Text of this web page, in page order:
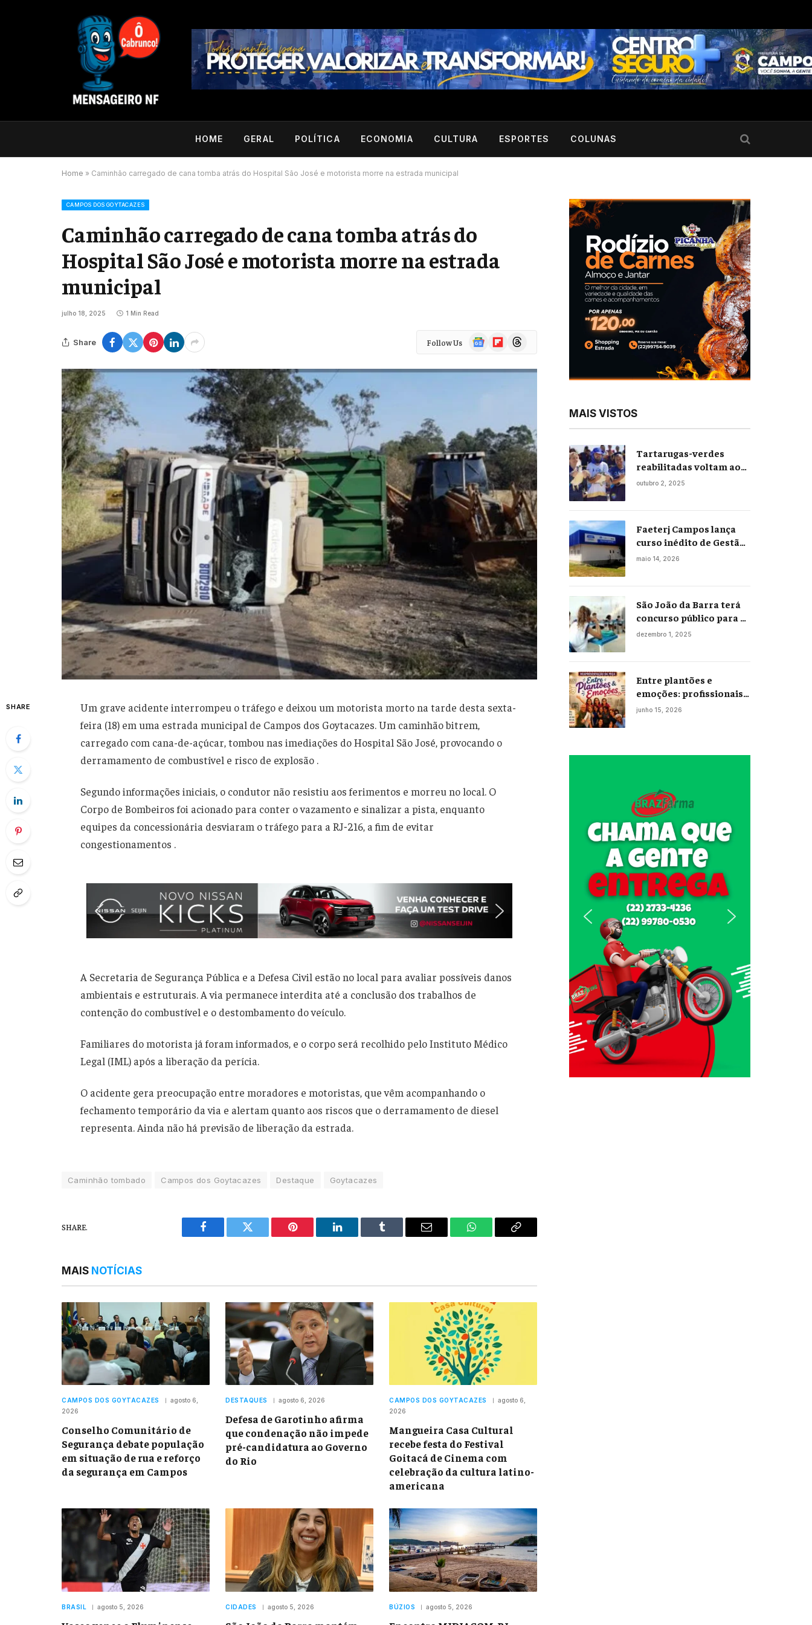
HOME GERAL POLÍTICA ECONOMIA CULTURA ESPORTES COLUNAS
Home » Caminhão carregado de cana tomba atrás do Hospital São José e motorista morre na estrada municipal
CAMPOS DOS GOYTACAZES
Caminhão carregado de cana tomba atrás do
Hospital São José e motorista morre na estrada
municipal
julho 18, 2025 1 Min Read
Share Follow Us
Google
News
FlipboardThreads
SHARE
Um grave acidente interrompeu o tráfego e deixou um motorista morto na tarde desta sexta-
feira (18) em uma estrada municipal de Campos dos Goytacazes. Um caminhão bitrem,
carregado com cana-de-açúcar, tombou nas imediações do Hospital São José, provocando o
derramamento de combustível e risco de explosão .
Segundo informações iniciais, o condutor não resistiu aos ferimentos e morreu no local. O
Corpo de Bombeiros foi acionado para conter o vazamento e sinalizar a pista, enquanto
equipes da concessionária desviaram o tráfego para a RJ‑216, a fim de evitar
congestionamentos .
A Secretaria de Segurança Pública e a Defesa Civil estão no local para avaliar possíveis danos
ambientais e estruturais. A via permanece interdita até a conclusão dos trabalhos de
contenção do combustível e o destombamento do veículo.
Familiares do motorista já foram informados, e o corpo será recolhido pelo Instituto Médico
Legal (IML) após a liberação da perícia.
O acidente gera preocupação entre moradores e motoristas, que vêm acompanhando o
fechamento temporário da via e alertam quanto aos riscos que o derramamento de diesel
representa. Ainda não há previsão de liberação da estrada.
Caminhão tombado Campos dos Goytacazes Destaque Goytacazes
SHARE.
Facebook Twitter Pinterest LinkedIn Tumblr Email WhatsAppCopy
MAIS NOTÍCIAS
CAMPOS DOS GOYTACAZES
agosto 6,
2026
Conselho Comunitário de
Segurança debate população
em situação de rua e reforço
da segurança em Campos
DESTAQUES agosto 6, 2026
Defesa de Garotinho afirma
que condenação não impede
pré-candidatura ao Governo
do Rio
CAMPOS DOS GOYTACAZES
agosto 6,
2026
Mangueira Casa Cultural
recebe festa do Festival
Goitacá de Cinema com
celebração da cultura latino-
americana
BRASIL agosto 5, 2026 CIDADES agosto 5, 2026 BÚZIOS agosto 5, 2026
MAIS VISTOS
Tartarugas-verdes
reabilitadas voltam ao
mar em soltura inédita
outubro 2, 2025
Faeterj Campos lança
curso inédito de Gestão
Portuária
maio 14, 2026
São João da Barra terá
concurso público para a
Educação em 2026;
dezembro 1, 2025
Entre plantões e
emoções: profissionais
da enfermagem levam
junho 15, 2026